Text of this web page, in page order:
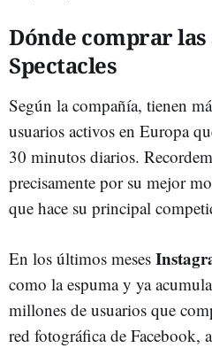
Dónde comprar las
Spectacles
Según la compañía, tienen
usuarios activos en Europa
30 minutos diarios.
precisamente por su mejor
que hace su principal
En los últimos meses
como la espuma y ya
millones de usuarios que
red fotográfica de Facebook,